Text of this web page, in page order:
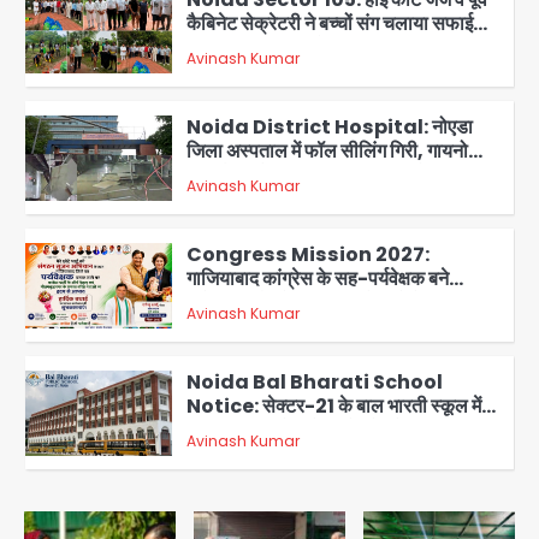
2
कैबिनेट सेक्रेटरी ने बच्चों संग चलाया सफाई
अभियान, 160 किलो कूड़ा हटाया
Avinash Kumar
3
Noida District Hospital: नोएडा
जिला अस्पताल में फॉल सीलिंग गिरी, गायनो
OT गैलरी में बड़ा हादसा टला; मरीजों की सुरक्षा
पर उठे सवाल
Avinash Kumar
4
Congress Mission 2027:
गाजियाबाद कांग्रेस के सह-पर्यवेक्षक बने
सतेन्द्र शर्मा, गौतमबुद्धनगर नेताओं ने जताया
आभार
Avinash Kumar
5
Noida Bal Bharati School
Notice: सेक्टर-21 के बाल भारती स्कूल में
बिना खिड़की-वेंटिलेशन बेसमेंट में चल रही थी
8वीं की क्लास, NCPCR की शिकायत पर
भेजा नोटिस
Avinash Kumar
Assam Floods: सलमान खान का